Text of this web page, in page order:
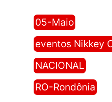
05-Maio
eventos Nikkey
NACIONAL
RO-Rondônia